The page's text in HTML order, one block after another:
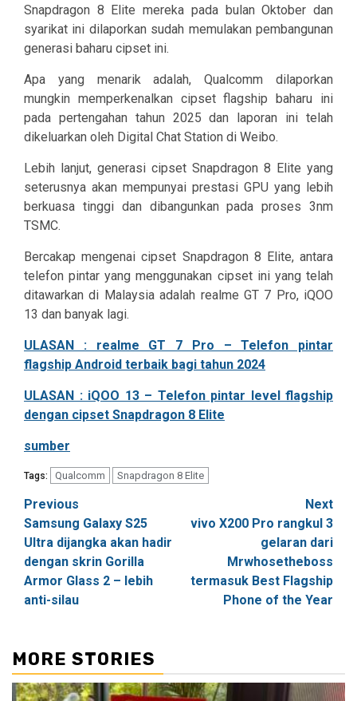
Snapdragon 8 Elite mereka pada bulan Oktober dan
syarikat ini dilaporkan sudah memulakan pembangunan
generasi baharu cipset ini.
Apa yang menarik adalah, Qualcomm dilaporkan
mungkin memperkenalkan cipset flagship baharu ini
pada pertengahan tahun 2025 dan laporan ini telah
dikeluarkan oleh Digital Chat Station di Weibo.
Lebih lanjut, generasi cipset Snapdragon 8 Elite yang
seterusnya akan mempunyai prestasi GPU yang lebih
berkuasa tinggi dan dibangunkan pada proses 3nm
TSMC.
Bercakap mengenai cipset Snapdragon 8 Elite, antara
telefon pintar yang menggunakan cipset ini yang telah
ditawarkan di Malaysia adalah realme GT 7 Pro, iQOO
13 dan banyak lagi.
ULASAN : realme GT 7 Pro – Telefon pintar
flagship Android terbaik bagi tahun 2024
ULASAN : iQOO 13 – Telefon pintar level flagship
dengan cipset Snapdragon 8 Elite
sumber
Tags: Qualcomm Snapdragon 8 Elite
Post
navigation
Previous
Samsung Galaxy S25
Ultra dijangka akan hadir
dengan skrin Gorilla
Armor Glass 2 – lebih
anti-silau
Next
vivo X200 Pro rangkul 3
gelaran dari
Mrwhosetheboss
termasuk Best Flagship
Phone of the Year
MORE STORIES